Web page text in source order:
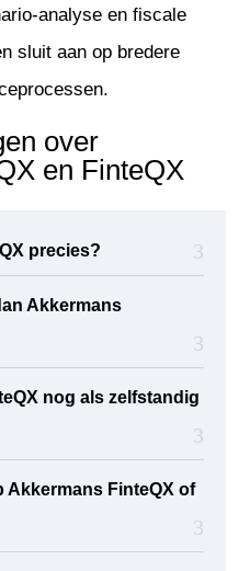
analyse en fiscale
sluit aan op bredere
over
en FinteQX
precies?
Akkermans
nog als zelfstandig
Akkermans FinteQX of